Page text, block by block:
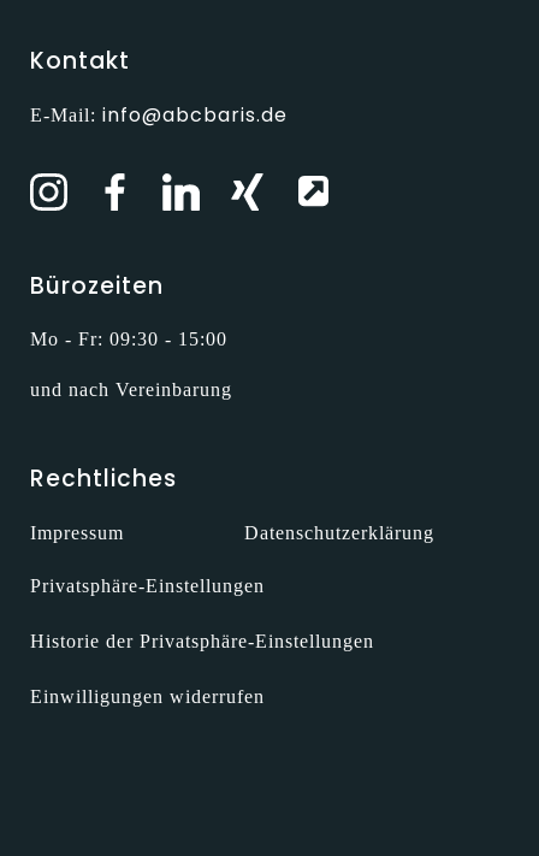
Kontakt
E-Mail: info@abcbaris.de
Bürozeiten
Mo - Fr: 09:30 - 15:00
und nach Vereinbarung
Rechtliches
Impressum Datenschutzerklärung
Privatsphäre-Einstellungen
Historie der Privatsphäre-Einstellungen
Einwilligungen widerrufen